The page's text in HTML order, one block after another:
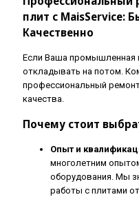
плит с MaisService:
Качественно
Если Ваша промышленная
откладывать на потом.
профессиональный
качества.
Почему стоит
Опыт и
многолетним
оборудования. Мы
работы с плитами